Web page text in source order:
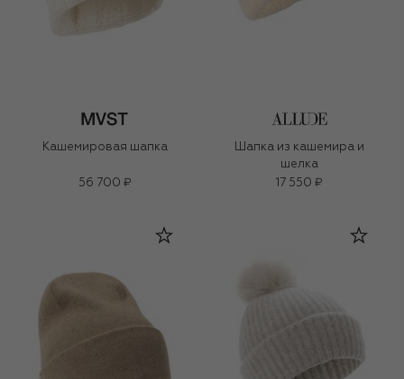
Кашемировая шапка
56 700 ₽
Шапка из кашемира и
шелка
17 550 ₽